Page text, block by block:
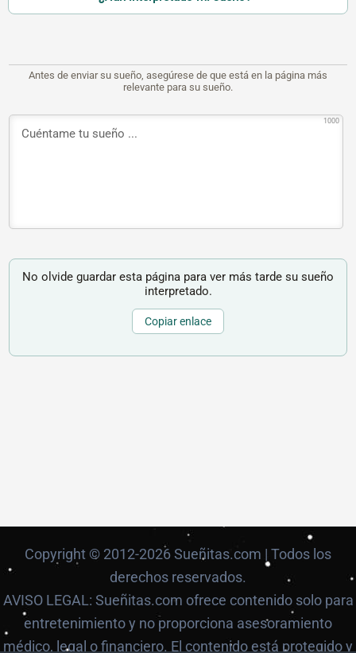
Antes de enviar su sueño, asegúrese de que está en la página más
relevante para su sueño.
1000
No olvide guardar esta página para ver más tarde su sueño
interpretado.
Copiar enlace
Copyright © 2012-2026 Sueñitas.com | Todos los
derechos reservados.
AVISO LEGAL: Sueñitas.com ofrece contenido solo para
entretenimiento y no proporciona asesoramiento
médico, legal o financiero. El contenido está protegido y